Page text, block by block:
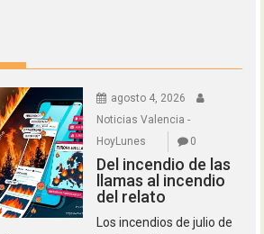
agosto 4, 2026
Noticias Valencia -
HoyLunes
0
Del incendio de las
llamas al incendio
del relato
Los incendios de julio de